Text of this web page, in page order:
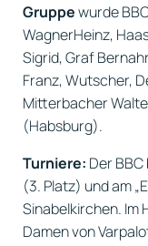
Gruppewurde
WagnerHeinz,
Sigrid, Graf
Franz, Wutscher,
Mitterbacher
(Habsburg).
Turniere: Der
(3. Platz) und am
Sinabelkirchen. Im
Damen von